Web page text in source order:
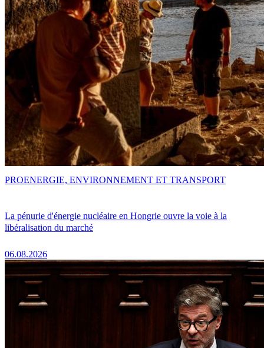
La pénurie d'énergie nucléaire en Hongrie ouvre la voie à la
libéralisation du marché
06.08.2026
PROENERGIE, ENVIRONNEMENT ET TRANSPORT